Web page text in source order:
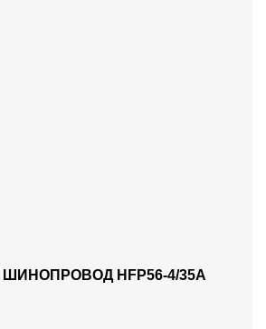
HFP56-4/35A